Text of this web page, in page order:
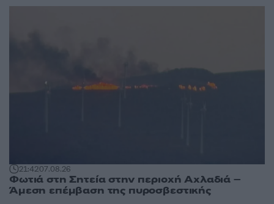
21:4207.08.26
Φωτιά στη Σητεία στην περιοχή Αχλαδιά –
Άμεση επέμβαση της πυροσβεστικής